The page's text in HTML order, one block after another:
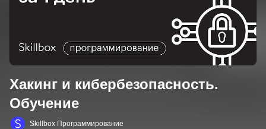
Хакинг и кибербезопасность.
Обучение
Skillbox Программирование